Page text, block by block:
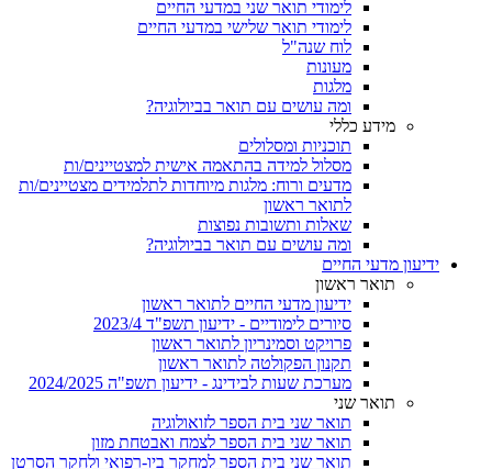
לימודי תואר שני במדעי החיים
לימודי תואר שלישי במדעי החיים
לוח שנה"ל
מעונות
מלגות
ומה עושים עם תואר בביולוגיה?
מידע כללי
תוכניות ומסלולים
מסלול למידה בהתאמה אישית למצטיינים/ות
מדעים ורוח: מלגות מיוחדות לתלמידים מצטיינים/ות
לתואר ראשון
שאלות ותשובות נפוצות
ומה עושים עם תואר בביולוגיה?
ידיעון מדעי החיים
תואר ראשון
ידיעון מדעי החיים לתואר ראשון
סיורים לימודיים - ידיעון תשפ"ד 2023/4
פרויקט וסמינריון לתואר ראשון
תקנון הפקולטה לתואר ראשון
מערכת שעות לבידינג - ידיעון תשפ"ה 2024/2025
תואר שני
תואר שני בית הספר לזואולוגיה
תואר שני בית הספר לצמח ואבטחת מזון
תואר שני בית הספר למחקר ביו-רפואי ולחקר הסרטן